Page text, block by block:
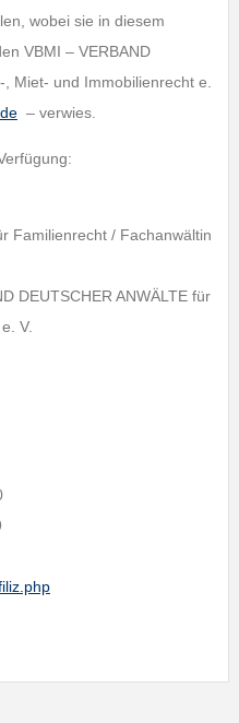
wobei sie in diesem
VBMI – VERBAND
, Miet- und Immobilienrecht e.
– verwies.
Familienrecht / Fachanwältin
DEUTSCHER ANWÄLTE für
V.